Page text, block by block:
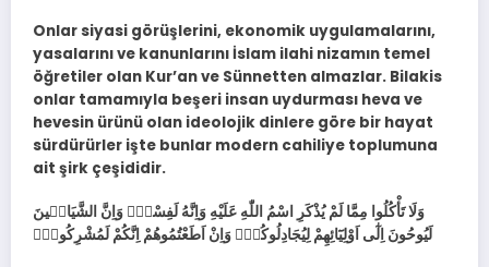
Onlar siyasi görüşlerini, ekonomik uygulamalarını,
yasalarını ve kanunlarını İslam ilahi nizamın temel
öğretiler olan Kur’an ve Sünnetten almazlar. Bilakis
onlar tamamıyla beşeri insan uydurması heva ve
hevesin ürünü olan ideolojik dinlere göre bir hayat
sürdürürler işte bunlar modern cahiliye toplumuna
ait şirk çeşididir.
وَلَا تَأْكُلُوا مِمَّا لَمْ يُذْكَرِ اسْمُ اللّٰهِ عَلَيْهِ وَاِنَّهُ لَفِسْقٌۜ وَاِنَّ الشَّيَاط۪ينَ
لَيُوحُونَ اِلٰٓى اَوْلِيَٓائِهِمْ لِيُجَادِلُوكُمْۚ وَاِنْ اَطَعْتُمُوهُمْ اِنَّكُمْ لَمُشْرِكُونَ۟